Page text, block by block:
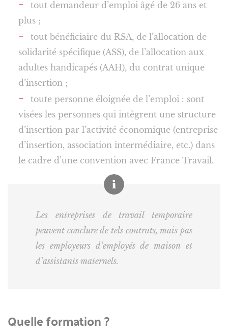
tout demandeur d’emploi âgé de 26 ans et
plus ;
tout bénéficiaire du RSA, de l’allocation de
solidarité spécifique (ASS), de l’allocation aux
adultes handicapés (AAH), du contrat unique
d’insertion ;
toute personne éloignée de l’emploi : sont
visées les personnes qui intègrent une structure
d’insertion par l’activité économique (entreprise
d’insertion, association intermédiaire, etc.) dans
le cadre d’une convention avec France Travail.
Les entreprises de travail temporaire
peuvent conclure de tels contrats, mais pas
les employeurs d’employés de maison et
d’assistants maternels.
Quelle formation ?